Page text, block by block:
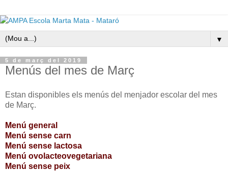
▼
5 de març del 2019
Menús del mes de Març
Estan disponibles els menús del menjador escolar del mes
de Març.
Menú general
Menú sense carn
Menú sense lactosa
Menú ovolacteovegetariana
Menú sense peix